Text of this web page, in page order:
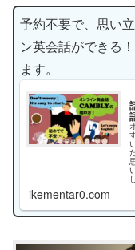
予約不要で、思い
ン英会話ができる
ます。
ikementar0.com